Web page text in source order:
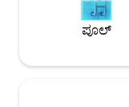
ಪೂಲ್